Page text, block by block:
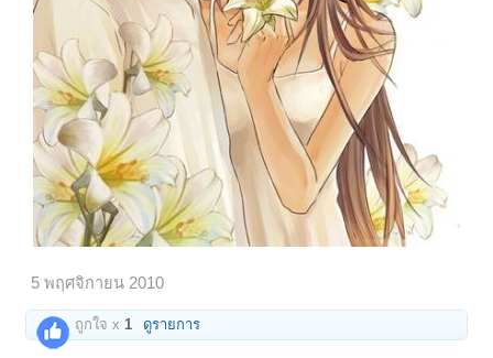
5 พฤศจิกายน 2010
ถูกใจ x1 ดูรายการ